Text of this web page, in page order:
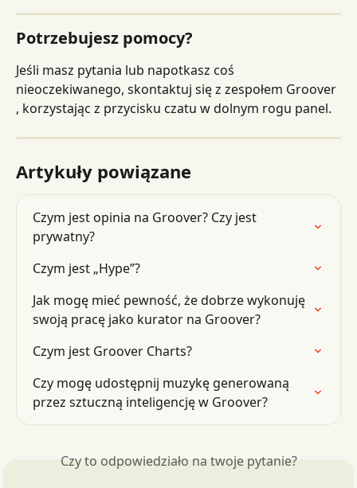
Potrzebujesz pomocy?
Jeśli masz pytania lub napotkasz coś
nieoczekiwanego, skontaktuj się z zespołem Groover
, korzystając z przycisku czatu w dolnym rogu panel.
Artykuły powiązane
Czym jest opinia na Groover? Czy jest
prywatny?
Czym jest „Hype”?
Jak mogę mieć pewność, że dobrze wykonuję
swoją pracę jako kurator na Groover?
Czym jest Groover Charts?
Czy mogę udostępnij muzykę generowaną
przez sztuczną inteligencję w Groover?
Czy to odpowiedziało na twoje pytanie?